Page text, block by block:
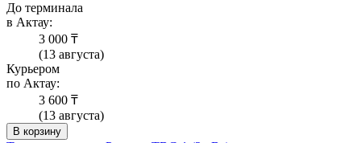
До терминала
в Актау:
3 000 ₸
(13 августа)
Курьером
по Актау:
3 600 ₸
(13 августа)
В корзину